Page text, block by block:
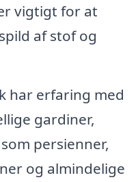
vigtigt for at
af stof og
har erfaring med
gardiner,
persienner,
og almindelige